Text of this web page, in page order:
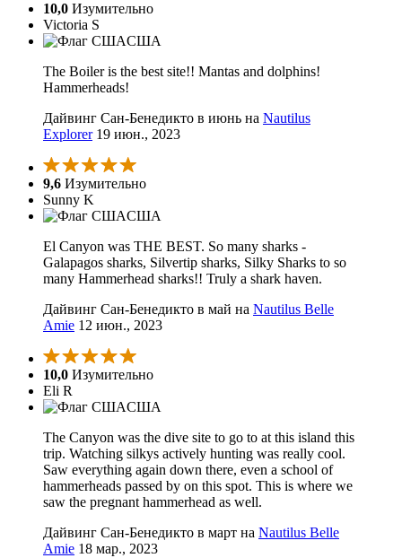
10,0 Изумительно
Victoria S
США
The Boiler is the best site!! Mantas and dolphins!
Hammerheads!
Дайвинг Сан-Бенедикто в июнь на Nautilus
Explorer 19 июн., 2023
9,6 Изумительно
Sunny K
США
El Canyon was THE BEST. So many sharks -
Galapagos sharks, Silvertip sharks, Silky Sharks to so
many Hammerhead sharks!! Truly a shark haven.
Дайвинг Сан-Бенедикто в май на Nautilus Belle
Amie 12 июн., 2023
10,0 Изумительно
Eli R
США
The Canyon was the dive site to go to at this island this
trip. Watching silkys actively hunting was really cool.
Saw everything again down there, even a school of
hammerheads passed by on this spot. This is where we
saw the pregnant hammerhead as well.
Дайвинг Сан-Бенедикто в март на Nautilus Belle
Amie 18 мар., 2023